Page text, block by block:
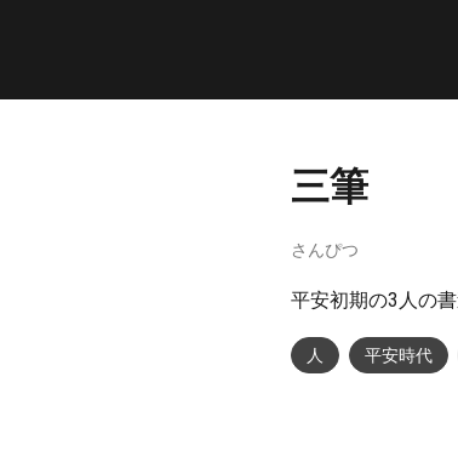
三筆
さんぴつ
平安初期の3人の書
人 平安時代